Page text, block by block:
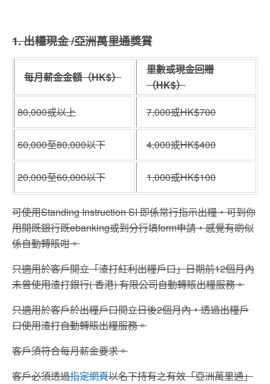
1. 出糧現金 /亞洲萬里通獎賞
每月薪金金額（HK$）
里數或現金回贈
（HK$）
80,000或以上
7,000或HK$700
60,000至80,000以下 4,000或HK$400
20,000至60,000以下 1,000或HK$100
可使用Standing Instruction SI 即係常行指示出糧，可到你
用開既銀行既ebanking或到分行填form申請，感覺有啲似
係自動轉賬咁。
只適用於客戶開立「渣打紅利出糧戶口」日期前12個月內
未曾使用渣打銀行( 香港) 有限公司自動轉賬出糧服務。
只適用於客戶於出糧戶口開立日後2個月內，透過出糧戶
口使用渣打自動轉賬出糧服務。
客戶須符合每月薪金要求。
客戶必須透過指定網頁以名下持有之有效「亞洲萬里通」